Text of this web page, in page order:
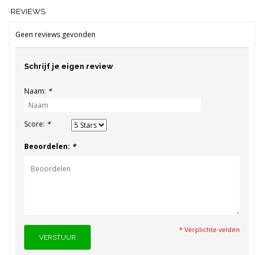
REVIEWS
Geen reviews gevonden
Schrijf je eigen review
Naam: *
Score: *
Beoordelen: *
* Verplichte velden
VERSTUUR